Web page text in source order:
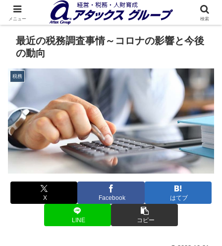
最近の税務調査事情～コロナの影響と今後
の動向
税務
X Facebook はてブ
LINE コピー
メニュー 検索